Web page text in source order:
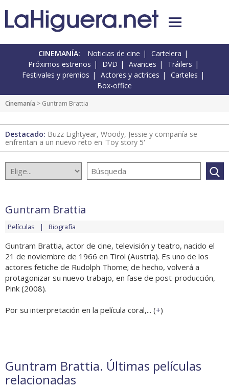
CINEMANÍA: Noticias de cine
Cartelera
Próximos estrenos
DVD Avances
Tráilers
Festivales y premios
Actores y actrices
Carteles
Box-office
Cinemanía > Guntram Brattia
Destacado: Buzz Lightyear, Woody, Jessie y compañía se
enfrentan a un nuevo reto en 'Toy story 5'
Guntram Brattia
Películas Biografía
Guntram Brattia, actor de cine, televisión y teatro, nacido el
21 de noviembre de 1966 en Tirol (Austria). Es uno de los
actores fetiche de Rudolph Thome; de hecho, volverá a
protagonizar su nuevo trabajo, en fase de post-producción,
Pink (2008).
Por su interpretación en la película coral,... (+)
Guntram Brattia. Últimas películas
relacionadas